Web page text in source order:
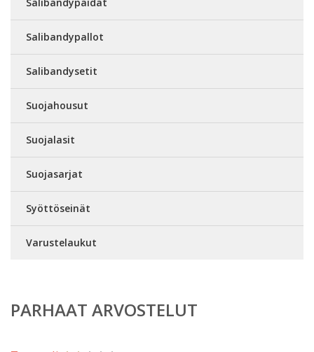
Salibandypaidat
Salibandypallot
Salibandysetit
Suojahousut
Suojalasit
Suojasarjat
Syöttöseinät
Varustelaukut
PARHAAT ARVOSTELUT